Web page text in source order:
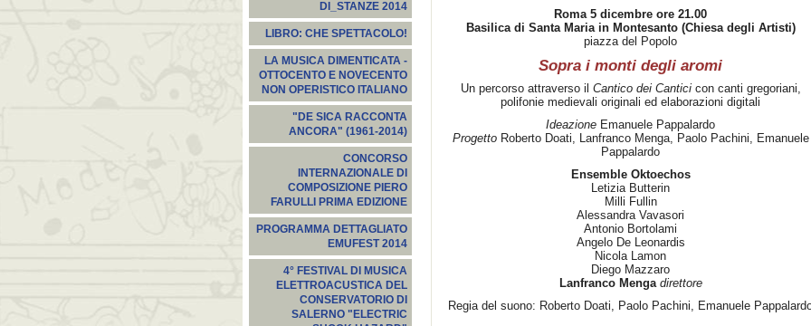
DI_STANZE 2014
LIBRO: CHE SPETTACOLO!
LA MUSICA DIMENTICATA -
OTTOCENTO E NOVECENTO
NON OPERISTICO ITALIANO
"DE SICA RACCONTA
ANCORA" (1961-2014)
CONCORSO
INTERNAZIONALE DI
COMPOSIZIONE PIERO
FARULLI PRIMA EDIZIONE
PROGRAMMA DETTAGLIATO
EMUFEST 2014
4° FESTIVAL DI MUSICA
ELETTROACUSTICA DEL
CONSERVATORIO DI
SALERNO "ELECTRIC
Roma 5 dicembre ore 21.00
Basilica di Santa Maria in Montesanto (Chiesa degli Artisti)
piazza del Popolo
Sopra i monti degli aromi
Un percorso attraverso il Cantico dei Canticicon canti gregoriani,
polifonie medievali originali ed elaborazioni digitali
Ideazione Emanuele Pappalardo
ProgettoRoberto Doati, Lanfranco Menga, Paolo Pachini, Emanuele
Pappalardo
Ensemble Oktoechos
Letizia Butterin
Milli Fullin
Alessandra Vavasori
Antonio Bortolami
Angelo De Leonardis
Nicola Lamon
Diego Mazzaro
Lanfranco Menga direttore
Regia del suono: Roberto Doati, Paolo Pachini, Emanuele